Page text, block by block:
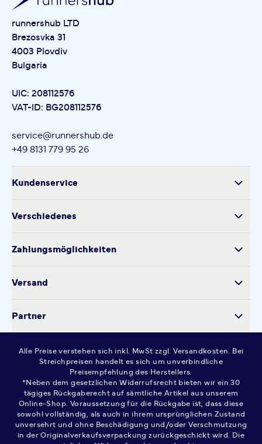
runnershub LTD
Brezosvka 31
4003 Plovdiv
Bulgaria
UIC: 208112576
VAT-ID: BG208112576
service@runnershub.de
+49 8131 779 95 26
Kundenservice
Produktsicherheit
Kontakt
Verschiedenes
Datenschutz
Widerrufsrecht
AGB
FAQ
Zahlungsmöglichkeiten
Versand
Partner
Alle Preise verstehen sich inkl. MwSt zzgl. Versandkosten. Bei
Streichpreisen handelt es sich um unverbindliche
Preisempfehlung des Herstellers.
*Neben dem gesetzlichen Widerrufsrecht bieten wir ein 30
tägiges Rückgaberecht auf sämtliche Artikel aus unserem
Online-Shop. Voraussetzung für die Rückgabe ist, dass diese
sowohl vollständig, als auch in ihrem ursprünglichen Zustand
unversehrt und ohne Beschädigung und/oder Verschmutzung
in der Originalverkaufsverpackung zurückgeschickt wird. Die